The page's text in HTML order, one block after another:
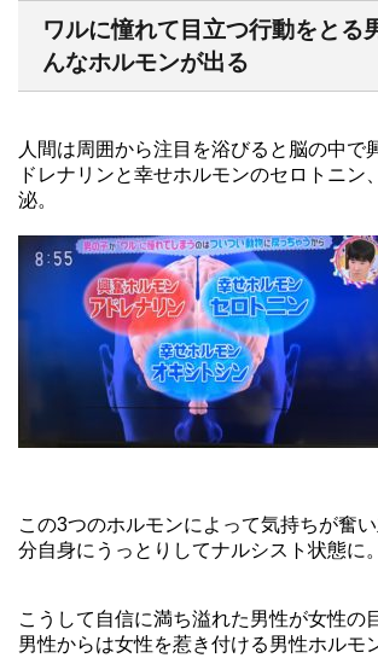
ワルに憧れて目立つ行動をとる
んなホルモンが出る
人間は周囲から注目を浴びると脳の中で
ドレナリンと幸せホルモンのセロトニン
泌。
この3つのホルモンによって気持ちが奮
分自身にうっとりしてナルシスト状態に。
こうして自信に満ち溢れた男性が女性の
男性からは女性を惹き付ける男性ホルモ